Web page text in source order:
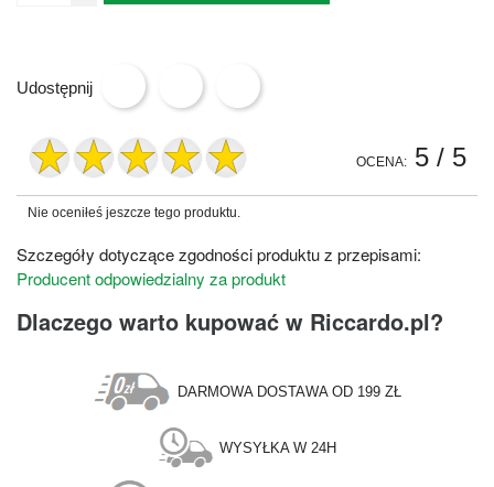
Udostępnij
OCENA: 5 / 5
Nie oceniłeś jeszcze tego produktu.
Szczegóły dotyczące zgodności produktu z przepisami:
Producent odpowiedzialny za produkt
Dlaczego warto kupować w Riccardo.pl?
DARMOWA DOSTAWA OD 199 ZŁ
WYSYŁKA W 24H